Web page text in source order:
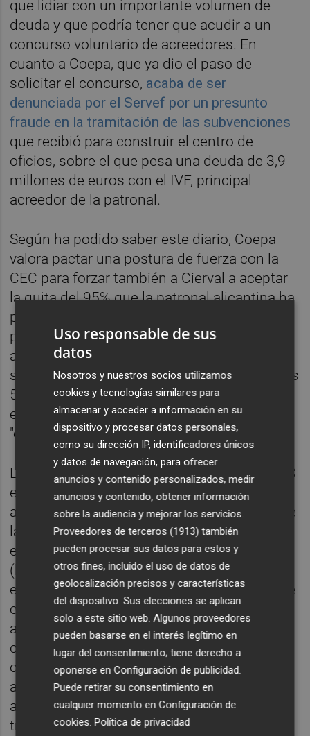
que lidiar con un importante volumen de
deuda y que podría tener que acudir a un
concurso voluntario de acreedores. En
cuanto a Coepa, que ya dio el paso de
solicitar el concurso, acaba de ser
denunciada por el Servef por un presunto
fraude en la tramitación de las subvenciones
que recibió para construir el centro de
oficios, sobre el que pesa una deuda de 3,9
millones de euros con el IVF, principal
acreedor de la patronal.
Según ha podido saber este diario, Coepa
valora pactar una postura de fuerza con la
CEC para forzar también a Cierval a aceptar
la quita del 95% que la patronal alicantina ha
propuesto a los acreedores ordinarios para
poder superar el concurso. La patronal
autonómica es el acreedor ordinario al que
se adeuda una mayor cantidad, cercana a los
500.000 euros (por cuotas atrasadas). Una
estrategia que podría resumirse en
"estatutos por quita".
La citada reunión aún no tiene fecha. La CEC
está ahora centrada en terminar la auditoría
a sus cuentas para conocer el estado real de
la confederación, y no adoptará decisiones
estratégicas hasta que reciba el documento
(la fecha límite es el 31 de octubre). Entre
esas decisiones podría estar, de hecho, la de
entrar en concurso. En cualquier caso, la
asamblea de Cierval ni siquiera está
convocada, aunque tradicionalmente se
celebra en julio. Eso sí, la patronal
autonómica está obligada a celebrar una
asamblea anual, por lo que González tiene
tres meses por delante para llegar a un
Uso responsable de sus
datos
Nosotros y nuestros socios utilizamos
cookies y tecnologías similares para
almacenar y acceder a información en su
dispositivo y procesar datos personales,
como su dirección IP, identificadores únicos
y datos de navegación, para ofrecer
anuncios y contenido personalizados, medir
anuncios y contenido, obtener información
sobre la audiencia y mejorar los servicios.
Proveedores de terceros (1913) también
pueden procesar sus datos para estos y
otros fines, incluido el uso de datos de
geolocalización precisos y características
del dispositivo. Sus elecciones se aplican
solo a este sitio web. Algunos proveedores
pueden basarse en el interés legítimo en
lugar del consentimiento; tiene derecho a
oponerse enConfiguración de publicidad.
Puede retirar su consentimiento en
cualquier momento enConfiguración de
cookies.Política de privacidad